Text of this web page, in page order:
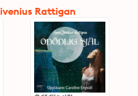
Rattigan